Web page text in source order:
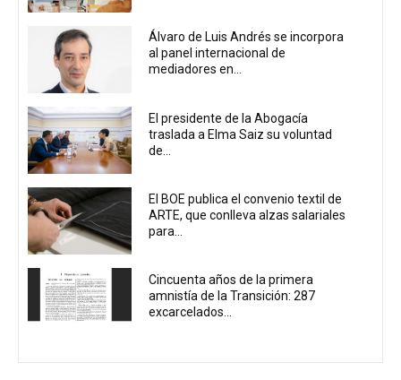
Álvaro de Luis Andrés se incorpora
al panel internacional de
mediadores en...
El presidente de la Abogacía
traslada a Elma Saiz su voluntad
de...
El BOE publica el convenio textil de
ARTE, que conlleva alzas salariales
para...
Cincuenta años de la primera
amnistía de la Transición: 287
excarcelados...